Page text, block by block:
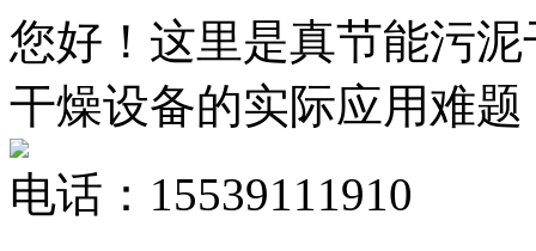
您好！这里是真节能污
干燥设备的实际应用难题
电话：15539111910